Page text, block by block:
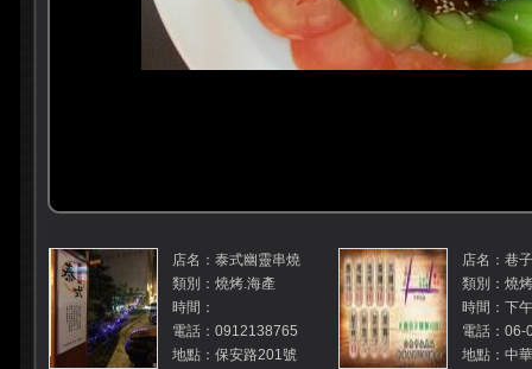
店名：泰式幽靈串燒
類別：燒烤.海產
時間：
電話：0912138765
地點：保安路201號
店名：巷
類別：燒
時間：下
電話：06-
地點：中